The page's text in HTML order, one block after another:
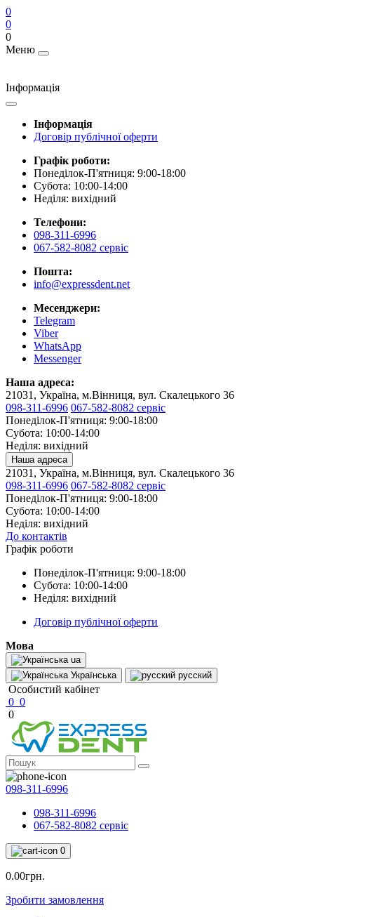
0
0
0
Меню
Інформація
Інформація
Договір публічної оферти
Графік роботи:
Понеділок-П'ятниця: 9:00-18:00
Субота: 10:00-14:00
Неділя: вихідний
Телефони:
098-311-6996
067-582-8082 сервіс
Пошта:
info@expressdent.net
Месенджери:
Telegram
Viber
WhatsApp
Messenger
Наша адреса:
21031, Україна, м.Вінниця, вул. Скалецького 36
098-311-6996 067-582-8082 сервіс
Понеділок-П'ятниця: 9:00-18:00
Субота: 10:00-14:00
Неділя: вихідний
Наша адреса
21031, Україна, м.Вінниця, вул. Скалецького 36
098-311-6996 067-582-8082 сервіс
Понеділок-П'ятниця: 9:00-18:00
Субота: 10:00-14:00
Неділя: вихідний
До контактів
Графік роботи
Понеділок-П'ятниця: 9:00-18:00
Субота: 10:00-14:00
Неділя: вихідний
Договір публічної оферти
Мова
ua
Українська
pусский
Особистий кабінет
0 0
0
098-311-6996
098-311-6996
067-582-8082 сервіс
0
0.00грн.
Зробити замовлення